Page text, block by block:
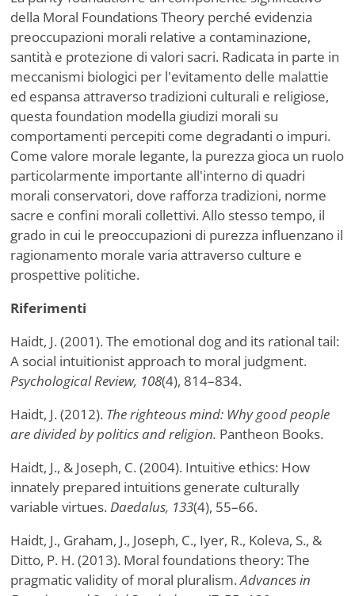
della Moral Foundations Theory perché evidenzia
preoccupazioni morali relative a contaminazione,
santità e protezione di valori sacri. Radicata in parte in
meccanismi biologici per l'evitamento delle malattie
ed espansa attraverso tradizioni culturali e religiose,
questa foundation modella giudizi morali su
comportamenti percepiti come degradanti o impuri.
Come valore morale legante, la purezza gioca un ruolo
particolarmente importante all'interno di quadri
morali conservatori, dove rafforza tradizioni, norme
sacre e confini morali collettivi. Allo stesso tempo, il
grado in cui le preoccupazioni di purezza influenzano il
ragionamento morale varia attraverso culture e
prospettive politiche.
Riferimenti
Haidt, J. (2001). The emotional dog and its rational tail:
A social intuitionist approach to moral judgment.
Psychological Review, 108(4), 814–834.
Haidt, J. (2012). The righteous mind: Why good people
are divided by politics and religion. Pantheon Books.
Haidt, J., & Joseph, C. (2004). Intuitive ethics: How
innately prepared intuitions generate culturally
variable virtues. Daedalus, 133(4), 55–66.
Haidt, J., Graham, J., Joseph, C., Iyer, R., Koleva, S., &
Ditto, P. H. (2013). Moral foundations theory: The
pragmatic validity of moral pluralism.Advances in